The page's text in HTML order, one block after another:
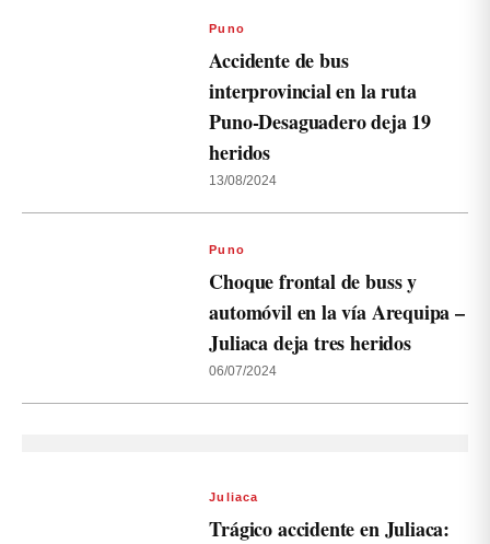
Puno
Accidente de bus
interprovincial en la ruta
Puno-Desaguadero deja 19
heridos
13/08/2024
Puno
Choque frontal de buss y
automóvil en la vía Arequipa –
Juliaca deja tres heridos
06/07/2024
Juliaca
Trágico accidente en Juliaca: